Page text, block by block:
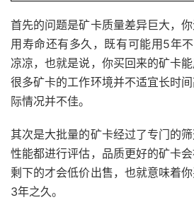
首先的问题是矿卡质量差异巨大，
用寿命还有多久，既有可能用5年
凉凉，也就是说，你买回来的矿卡
很多矿卡的工作环境并不适宜长时
际情况并不佳。
其次是大批量的矿卡经过了专门的
性能都进行评估，品质更好的矿卡
剩下的才会低价出售，也就意味着
3年之久。